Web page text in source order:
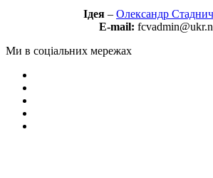
Ідея – Олександр
E-mail:
Ми в соціальних мережах